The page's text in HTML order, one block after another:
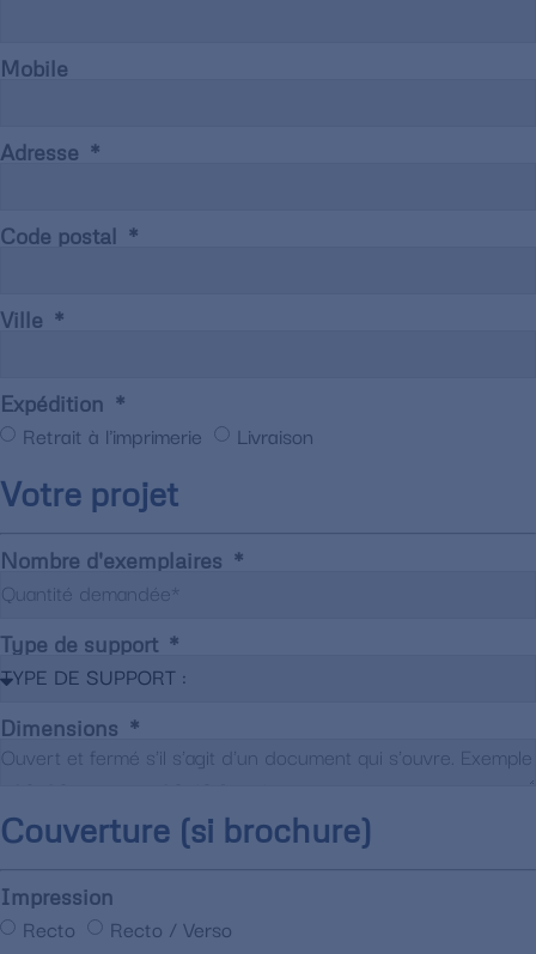
Mobile
Adresse
Code postal
Ville
Expédition
Retrait à l'imprimerie Livraison
Votre projet
Nombre d'exemplaires
Type de support
Dimensions
Couverture (si brochure)
Impression
Recto Recto / Verso